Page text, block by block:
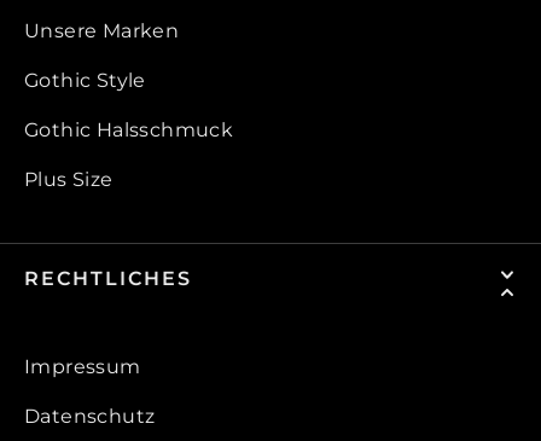
Unsere Marken
Gothic Style
Gothic Halsschmuck
Plus Size
RECHTLICHES
Impressum
Datenschutz